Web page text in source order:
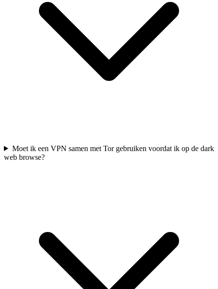
Moet ik een VPN samen met Tor gebruiken voordat ik op de dark
web browse?